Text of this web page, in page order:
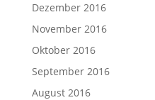
Dezember 2016
November 2016
Oktober 2016
September 2016
August 2016